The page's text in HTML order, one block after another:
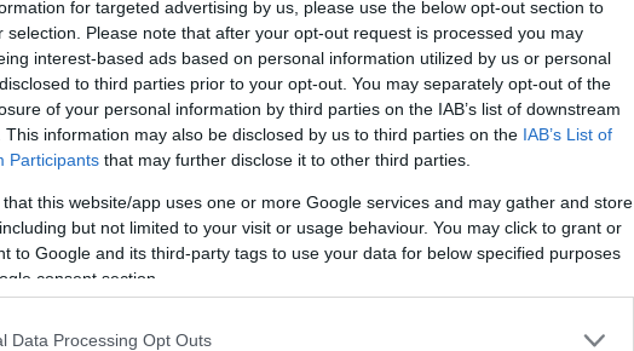
for targeted advertising by us, please use the below opt-out section to
selection. Please note that after your opt-out request is processed you may
interest-based ads based on personal information utilized by us or personal
to third parties prior to your opt-out. You may separately opt-out of the
of your personal information by third parties on the IAB’s list of downstream
This information may also be disclosed by us to third parties on the IAB’s List of
Participants that may further disclose it to other third parties.
that this website/app uses one or more Google services and may gather and store
but not limited to your visit or usage behaviour. You may click to grant or
to Google and its third-party tags to use your data for below specified purposes
consent section.
Data Processing Opt Outs